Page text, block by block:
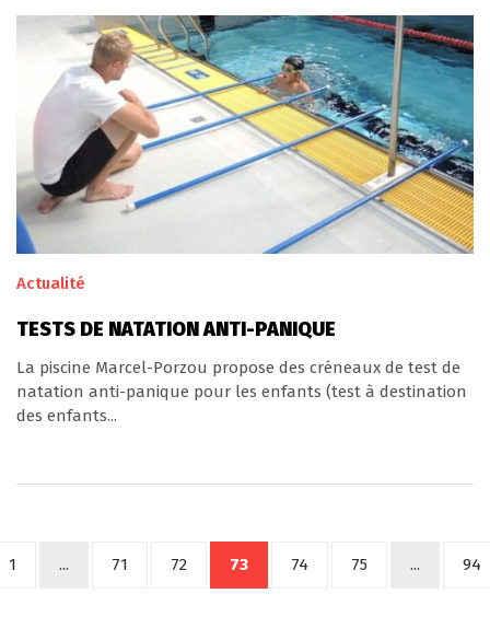
Actualité
TESTS DE NATATION ANTI-PANIQUE
La piscine Marcel-Porzou propose des créneaux de test de
natation anti-panique pour les enfants (test à destination
des enfants...
1 ... 71 72 73 74 75 ... 94